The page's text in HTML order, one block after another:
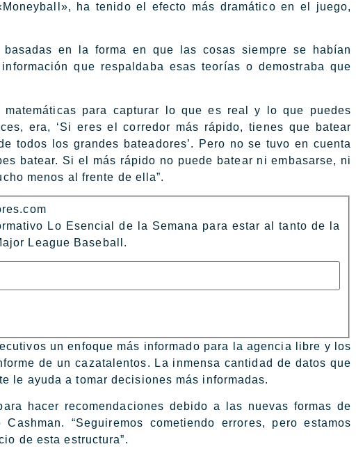
ha tenido el efecto más dramático en el juego,
en la forma en que las cosas siempre se habían
que respaldaba esas teorías o demostraba que
para capturar lo que es real y lo que puedes
era, ‘Si eres el corredor más rápido, tienes que batear
todos los grandes bateadores’. Pero no se tuvo en cuenta
batear. Si el más rápido no puede batear ni embasarse, ni
menos al frente de ella”.
Lo Esencial de la Semana para estar al tanto de la
League Baseball.
un enfoque más informado para la agencia libre y los
de un cazatalentos. La inmensa cantidad de datos que
le ayuda a tomar decisiones más informadas.
hacer recomendaciones debido a las nuevas formas de
“Seguiremos cometiendo errores, pero estamos
de esta estructura”.